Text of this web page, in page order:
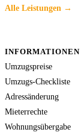
Alle Leistungen →
INFORMATIONEN
Umzugspreise
Umzugs-Checkliste
Adressänderung
Mieterrechte
Wohnungsübergabe